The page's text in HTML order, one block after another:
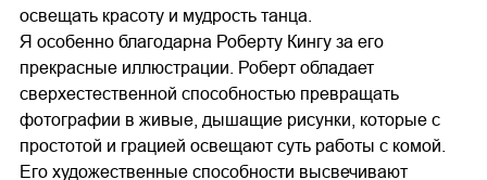
освещать красоту и мудрость танца.
Я особенно благодарна Роберту Кингу за его
прекрасные иллюстрации. Роберт обладает
сверхестественной способностью превращать
фотографии в живые, дышащие рисунки, которые с
простотой и грацией освещают суть работы с комой.
Его художественные способности высвечивают